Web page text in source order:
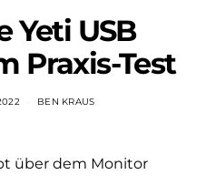
Yeti USB
Praxis-Test
BEN KRAUS